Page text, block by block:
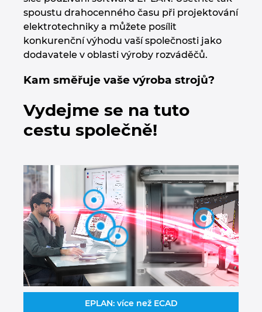
spoustu drahocenného času při projektování
elektrotechniky a můžete posílit
konkurenční výhodu vaší společnosti jako
dodavatele v oblasti výroby rozváděčů.
Kam směřuje vaše výroba strojů?
Vydejme se na tuto
cestu společně!
EPLAN: více než ECAD
China Taiwan
Chorvatsko
Indie
Indonesie
Irsko
Itálie
Izrael
Japonsko
Jihoafrická republika
Jižní Korea